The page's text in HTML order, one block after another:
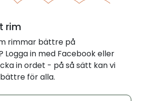
rim
rimmar bättre på
Logga in med Facebook eller
in ordet - på så sätt kan vi
för alla.